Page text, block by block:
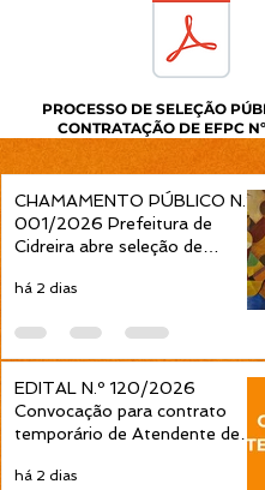
PROCESSO DE SELEÇÃO
CONTRATAÇÃO DE EFPC
CHAMAMENTO PÚBLICO N.º
001/2026 Prefeitura de
Cidreira abre seleção de
projetos culturais pela Política
Nacional Aldir Blanc
há 2 dias
EDITAL N.º 120/2026
Convocação para contrato
temporário de Atendente de
pela Prefeitura de Cidreira
há 2 dias